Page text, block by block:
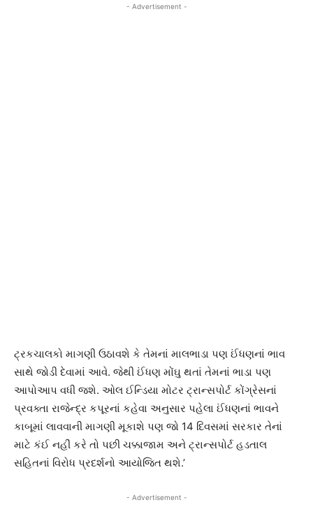
- Advertisement -
ટ્રકચાલકો માગણી ઉઠાવશે કે તેમનાં માલભાડા પણ ઈંધણનાં ભાવ
સાથે જોડી દેવામાં આવે. જેથી ઈંધણ મોંઘુ થતાં તેમનાં ભાડા પણ
આપોઆપ વધી જશે. ઓલ ઈન્ડિયા મોટર ટ્રાન્સપોર્ટ કોંગ્રેસનાં
પ્રવક્તા રાજેન્દ્ર કપૂરનાં કહેવા અનુસાર પહેલા ઈંધણનાં ભાવને
કાબૂમાં લાવવાની માગણી મૂકાશે પણ જો 14 દિવસમાં સરકાર તેનાં
માટે કંઈ નહીં કરે તો પછી ચક્કાજામ અને ટ્રાન્સપોર્ટ હડતાલ
સહિતનાં વિરોધ પ્રદર્શનો આયોજિત થશે.’
- Advertisement -